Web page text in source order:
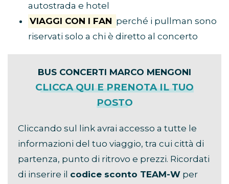
autostrada e hotel
VIAGGI CON I FAN perché i pullman sono
riservati solo a chi è diretto al concerto
BUS CONCERTI MARCO MENGONI
CLICCA QUI E PRENOTA IL TUO
POSTO
Cliccando sul link avrai accesso a tutte le
informazioni del tuo viaggio, tra cui città di
partenza, punto di ritrovo e prezzi. Ricordati
di inserire il codice sconto TEAM-W per